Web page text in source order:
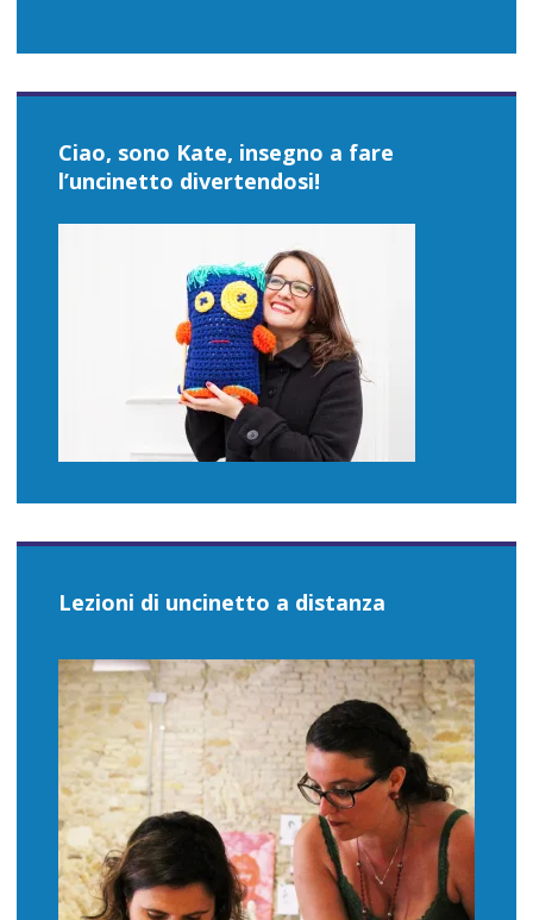
Ciao, sono Kate, insegno a fare
l’uncinetto divertendosi!
Lezioni di uncinetto a distanza